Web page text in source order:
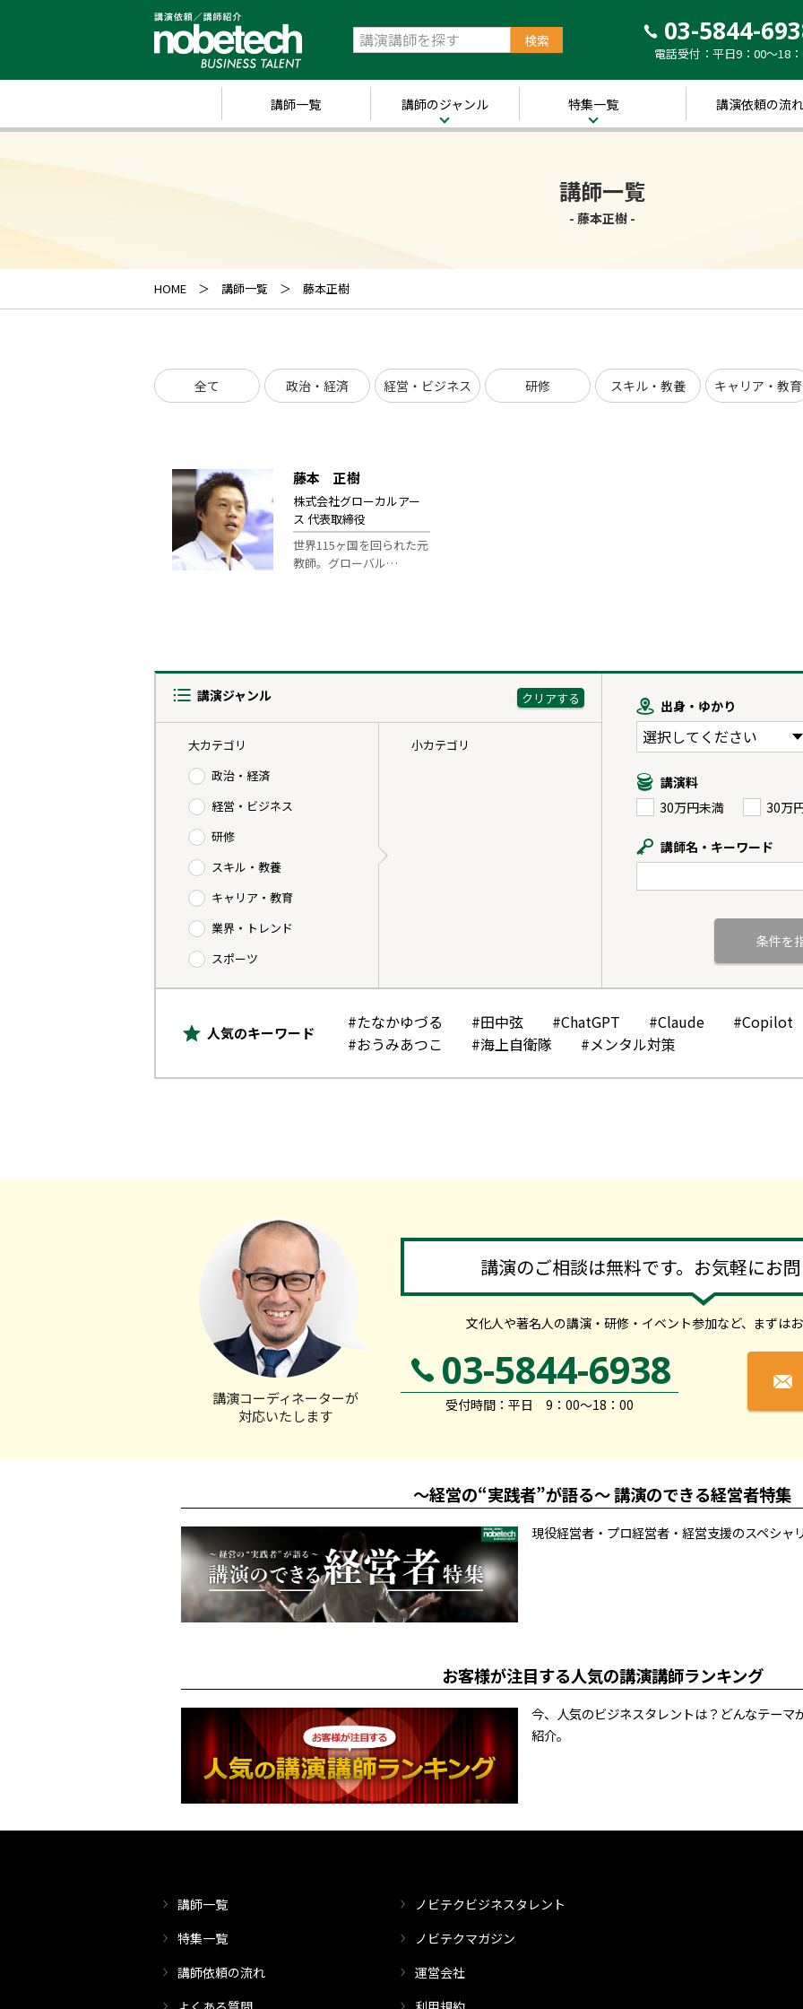
03-5844-
電話受付：平日9：00～18
講師一覧 講師のジャンル 特集一覧
～経営の“実践者”が
語る～ 講演のできる
経営者特集
y”において「10分講
講演依頼の流れ
講師一覧
- 藤本正樹 -
HOME 講師一覧 藤本正樹
全て 政治・経済 経営・ビジネス 研修 スキル・教養 キャリア・教育
藤本 正樹
株式会社グローカルアー
ス 代表取締役
世界115ヶ国を回られた元
教師。グローバル…
講演ジャンル
大カテゴリ
政治・経済
経営・ビジネス
研修
スキル・教養
キャリア・教育
業界・トレンド
スポーツ
小カテゴリ
出身・ゆかり
講演料
30万円未満
30万
講師名・キーワード
人気のキーワード
#たなかゆづる #田中弦 #ChatGPT #Claude
#Copilot
#おうみあつこ
#海上自衛隊 #メンタル対策
講演のご相談は無料です。お気軽にお
文化人や著名人の講演・研修・イベント参加など、 まずは
講演コーディネーターが
対応いたします
03-5844-6938
受付時間：平日 9：00～18：00
～経営の“実践者”が語る～ 講演のできる経営者特集
現役経営者・プロ経営者・経営支援のスペシャ
お客様が注目する人気の講演講師ランキング
今、人気のビジネスタレントは？どんなテー
紹介。
講師一覧
特集一覧
講師依頼の流れ
ノビテクビジネスタレント
ノビテクマガジン
運営会社